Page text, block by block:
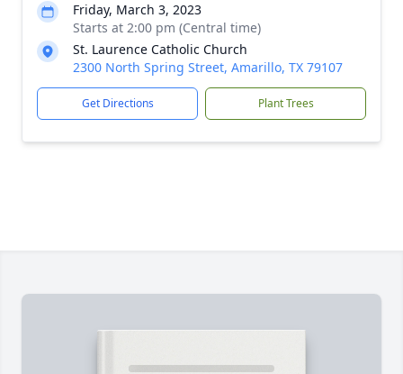
Friday, March 3, 2023
Starts at 2:00 pm (Central time)
St. Laurence Catholic Church
2300 North Spring Street, Amarillo, TX 79107
Get Directions Plant Trees